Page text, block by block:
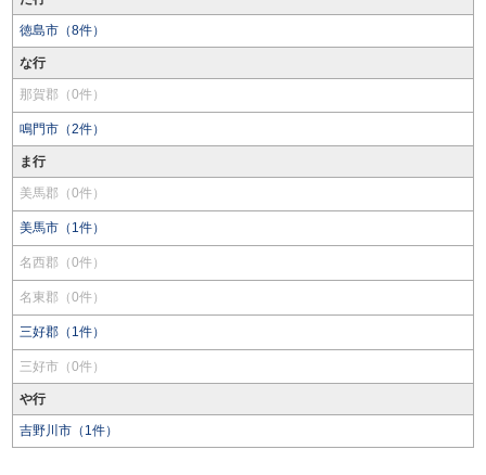
徳島市（8件）
な行
那賀郡（0件）
鳴門市（2件）
ま行
美馬郡（0件）
美馬市（1件）
名西郡（0件）
名東郡（0件）
三好郡（1件）
三好市（0件）
や行
吉野川市（1件）